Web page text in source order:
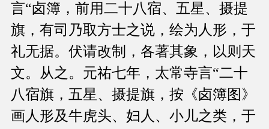
言“卤簿，前用二十八宿、五星、摄提
旗，有司乃取方士之说，绘为人形，于
礼无据。伏请改制，各著其象，以则天
文。从之。元祐七年，太常寺言“二十
八宿旗，五星、摄提旗，按《卤簿图》
画人形及牛虎头、妇人、小儿之类，于